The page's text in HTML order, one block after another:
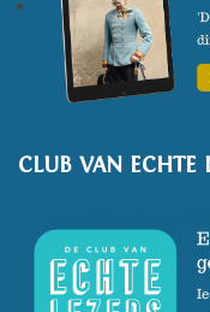
CLUB VAN ECHTE